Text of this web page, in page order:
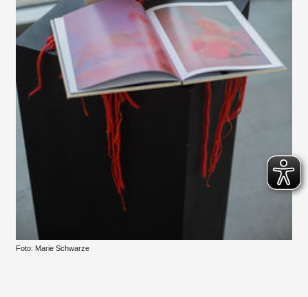
Foto: Marie Schwarze